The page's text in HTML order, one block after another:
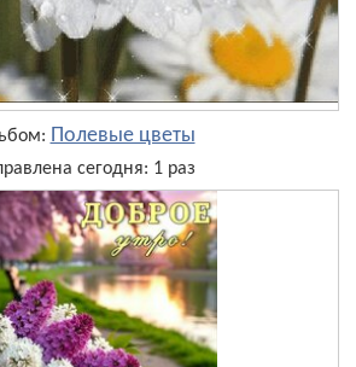
Полевые цветы
сегодня: 1 раз